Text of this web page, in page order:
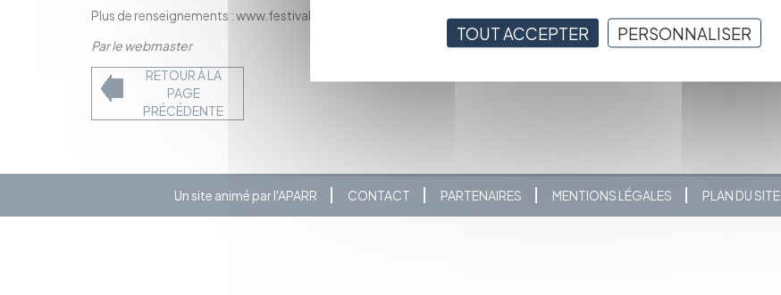
Plus de renseignements :www.festival-du-creusot.com/fimac/(site en restructuration)
Par le webmaster
RETOUR À LA
PAGE
PRÉCÉDENTE
Un site animé par l'APARR CONTACT PARTENAIRES MENTIONS LÉGALES PLAN DU SITE
TOUT ACCEPTER PERSONNALISER